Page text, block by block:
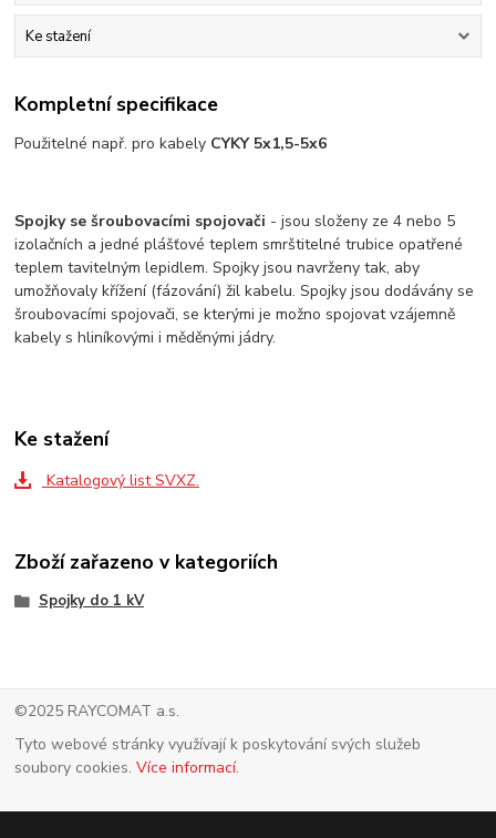
Ke stažení
Kompletní specifikace
Použitelné např. pro kabely CYKY 5x1,5-5x6
Spojky se šroubovacími spojovači - jsou složeny ze 4 nebo 5
izolačních a jedné plášťové teplem smrštitelné trubice opatřené
teplem tavitelným lepidlem. Spojky jsou navrženy tak, aby
umožňovaly křížení (fázování) žil kabelu. Spojky jsou dodávány se
šroubovacími spojovači, se kterými je možno spojovat vzájemně
kabely s hliníkovými i měděnými jádry.
Ke stažení
Katalogový list SVXZ.
Zboží zařazeno v kategoriích
Spojky do 1 kV
©2025 RAYCOMAT a.s.
Tyto webové stránky využívají k poskytování svých služeb
soubory cookies.Více informací.